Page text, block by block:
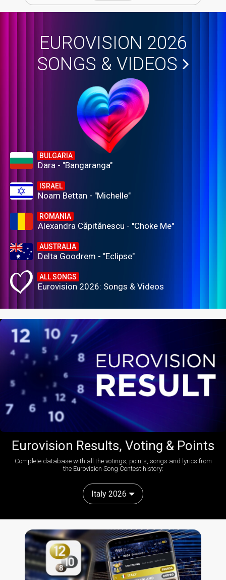
EUROVISION 2026
SONGS & VIDEOS
BULGARIA
Dara - "Bangaranga"
ISRAEL
Noam Bettan - "Michelle"
ROMANIA
Alexandra Căpitănescu - "Choke Me"
AUSTRALIA
Delta Goodrem - "Eclipse"
ALL SONGS
Eurovision 2026: Songs & Videos
Eurovision Results, Voting & Points
Complete database with all the votings, points, songs and lyrics from
the Eurovision Song Contest history:
Italy 2026